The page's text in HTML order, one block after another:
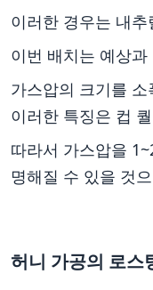
이러한 경우는 내
이번 배치는 예상
가스압의 크기를
이러한 특징은 컵
따라서 가스압을
명해질 수 있을 것
허니 가공의 로스